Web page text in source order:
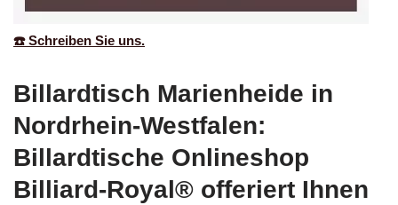
☎️ Schreiben Sie uns.
Billardtisch Marienheide in
Nordrhein-Westfalen:
Billardtische Onlineshop
Billiard-Royal® offeriert Ihnen